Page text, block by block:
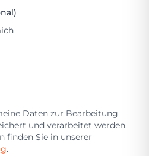
Daten zur Bearbeitung
und verarbeitet werden.
finden Sie in unserer
.